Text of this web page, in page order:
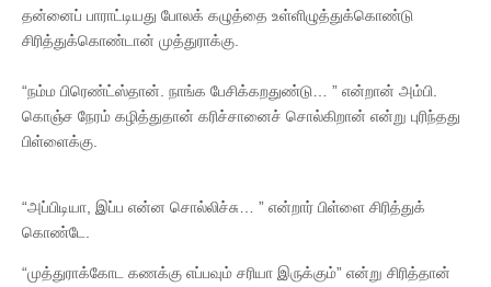
தன்னைப் பாராட்டியது போலக் கழுத்தை உள்ளிழுத்துக்கொண்டு
சிரித்துக்கொண்டான் முத்துராக்கு.
“நம்ம பிரெண்ட்ஸ்தான். நாங்க பேசிக்கறதுண்டு… ” என்றான் அம்பி.
கொஞ்ச நேரம் கழித்துதான் கரிச்சானைச் சொல்கிறான் என்று புரிந்தது
பிள்ளைக்கு.
“அப்பிடியா, இப்ப என்ன சொல்லிச்சு… ” என்றார் பிள்ளை சிரித்துக்
கொண்டே.
“முத்துராக்கோட கணக்கு எப்பவும் சரியா இருக்கும்” என்று சிரித்தான்